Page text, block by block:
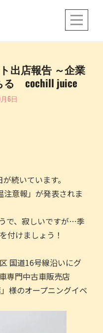
出店報告 ～企業
る cochill juice
6日
続いています。
意報」が発表されま
で、寂しいですが…季
付けましょう！
国道16号線沿いにグ
専門中古車販売店
様のオープニングイベ